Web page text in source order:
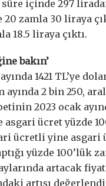
içinde 297
zamla 30 liraya
18.5 liraya çıktı.
bakın’
1421 TL’ye
ayında 2 bin 250,
2023 ocak
asgari ücret yüzde
ücretli yine asgari
yüzde
artacak
artışı